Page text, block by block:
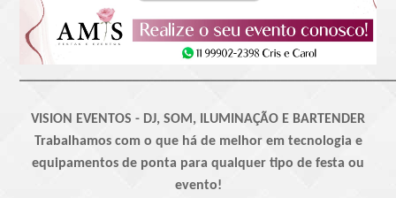
VISION EVENTOS - DJ, SOM, ILUMINAÇÃO E BARTENDER
Trabalhamos com o que há de melhor em tecnologia e
equipamentos de ponta para qualquer tipo de festa ou
evento!